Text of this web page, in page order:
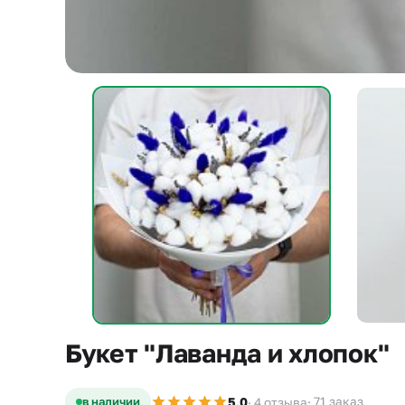
Букет "Лаванда и хлопок"
в наличии 5,0· 4 отзыва· 71 заказ